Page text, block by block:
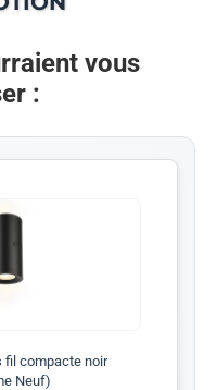
vous
:
fil compacte noir
Neuf)